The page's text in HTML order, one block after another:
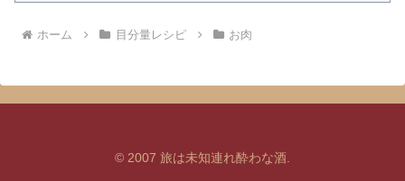
ホーム 目分量レシピ お肉
© 2007 旅は未知連れ酔わな酒.